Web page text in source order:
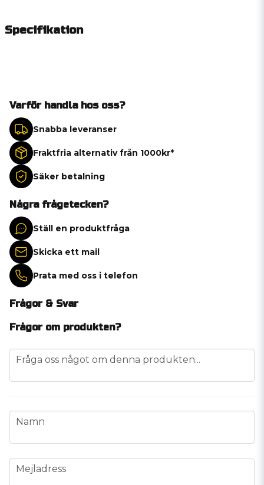
Specifikation
Varför handla hos oss?
Snabba leveranser
Fraktfria alternativ från 1000kr*
Säker betalning
Några frågetecken?
Ställ en produktfråga
Skicka ett mail
Prata med oss i telefon
Frågor & Svar
Frågor om produkten?
question
Fråga oss något om denna produkten...
name
Namn
email
Mejladress